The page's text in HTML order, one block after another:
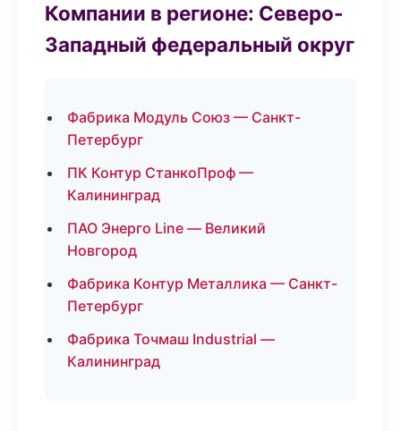
Компании в регионе: Северо-
Западный федеральный округ
Фабрика Модуль Союз — Санкт-
Петербург
ПК Контур СтанкоПроф —
Калининград
ПАО Энерго Line — Великий
Новгород
Фабрика Контур Металлика — Санкт-
Петербург
Фабрика Точмаш Industrial —
Калининград